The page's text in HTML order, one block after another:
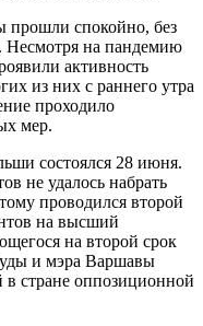
прошли спокойно, без
Несмотря на пандемию
активность
из них с раннего утра
проходило
мер.
состоялся 28 июня.
не удалось набрать
проводился второй
на высший
на второй срок
и мэра Варшавы
стране оппозиционной